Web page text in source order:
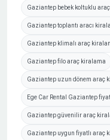
Gaziantep bebek koltuklu
Gaziantep toplantı aracı
Gaziantep klimalı araç
Gaziantep filo araç kiralama
Gaziantep uzun dönem araç
Ege Car Rental Gaziantep
Gaziantep güvenilir araç
Gaziantep uygun fiyatlı araç